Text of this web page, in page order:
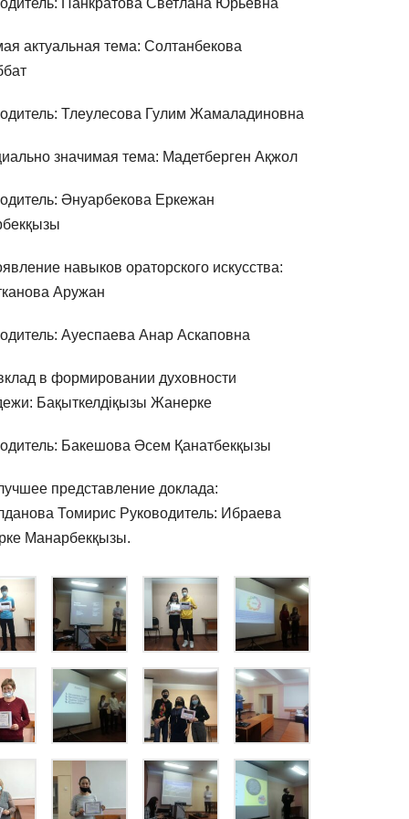
Панкратова Светлана Юрьевна
актуальная тема: Солтанбекова
Тлеулесова Гулим Жамаладиновна
значимая тема: Мадетберген Ақжол
Әнуарбекова Еркежан
навыков ораторского искусства:
Аружан
Ауеспаева Анар Аскаповна
в формировании духовности
Бақыткелдіқызы Жанерке
Бакешова Әсем Қанатбекқызы
представление доклада:
Томирис Руководитель: Ибраева
Манарбекқызы.